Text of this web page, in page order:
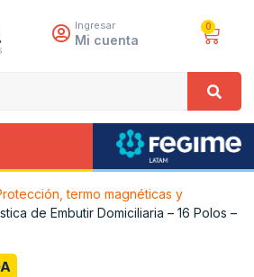
Ingresar
Mi cuenta
0
termo magnéticas y
de Embutir Domiciliaria – 16 Polos –